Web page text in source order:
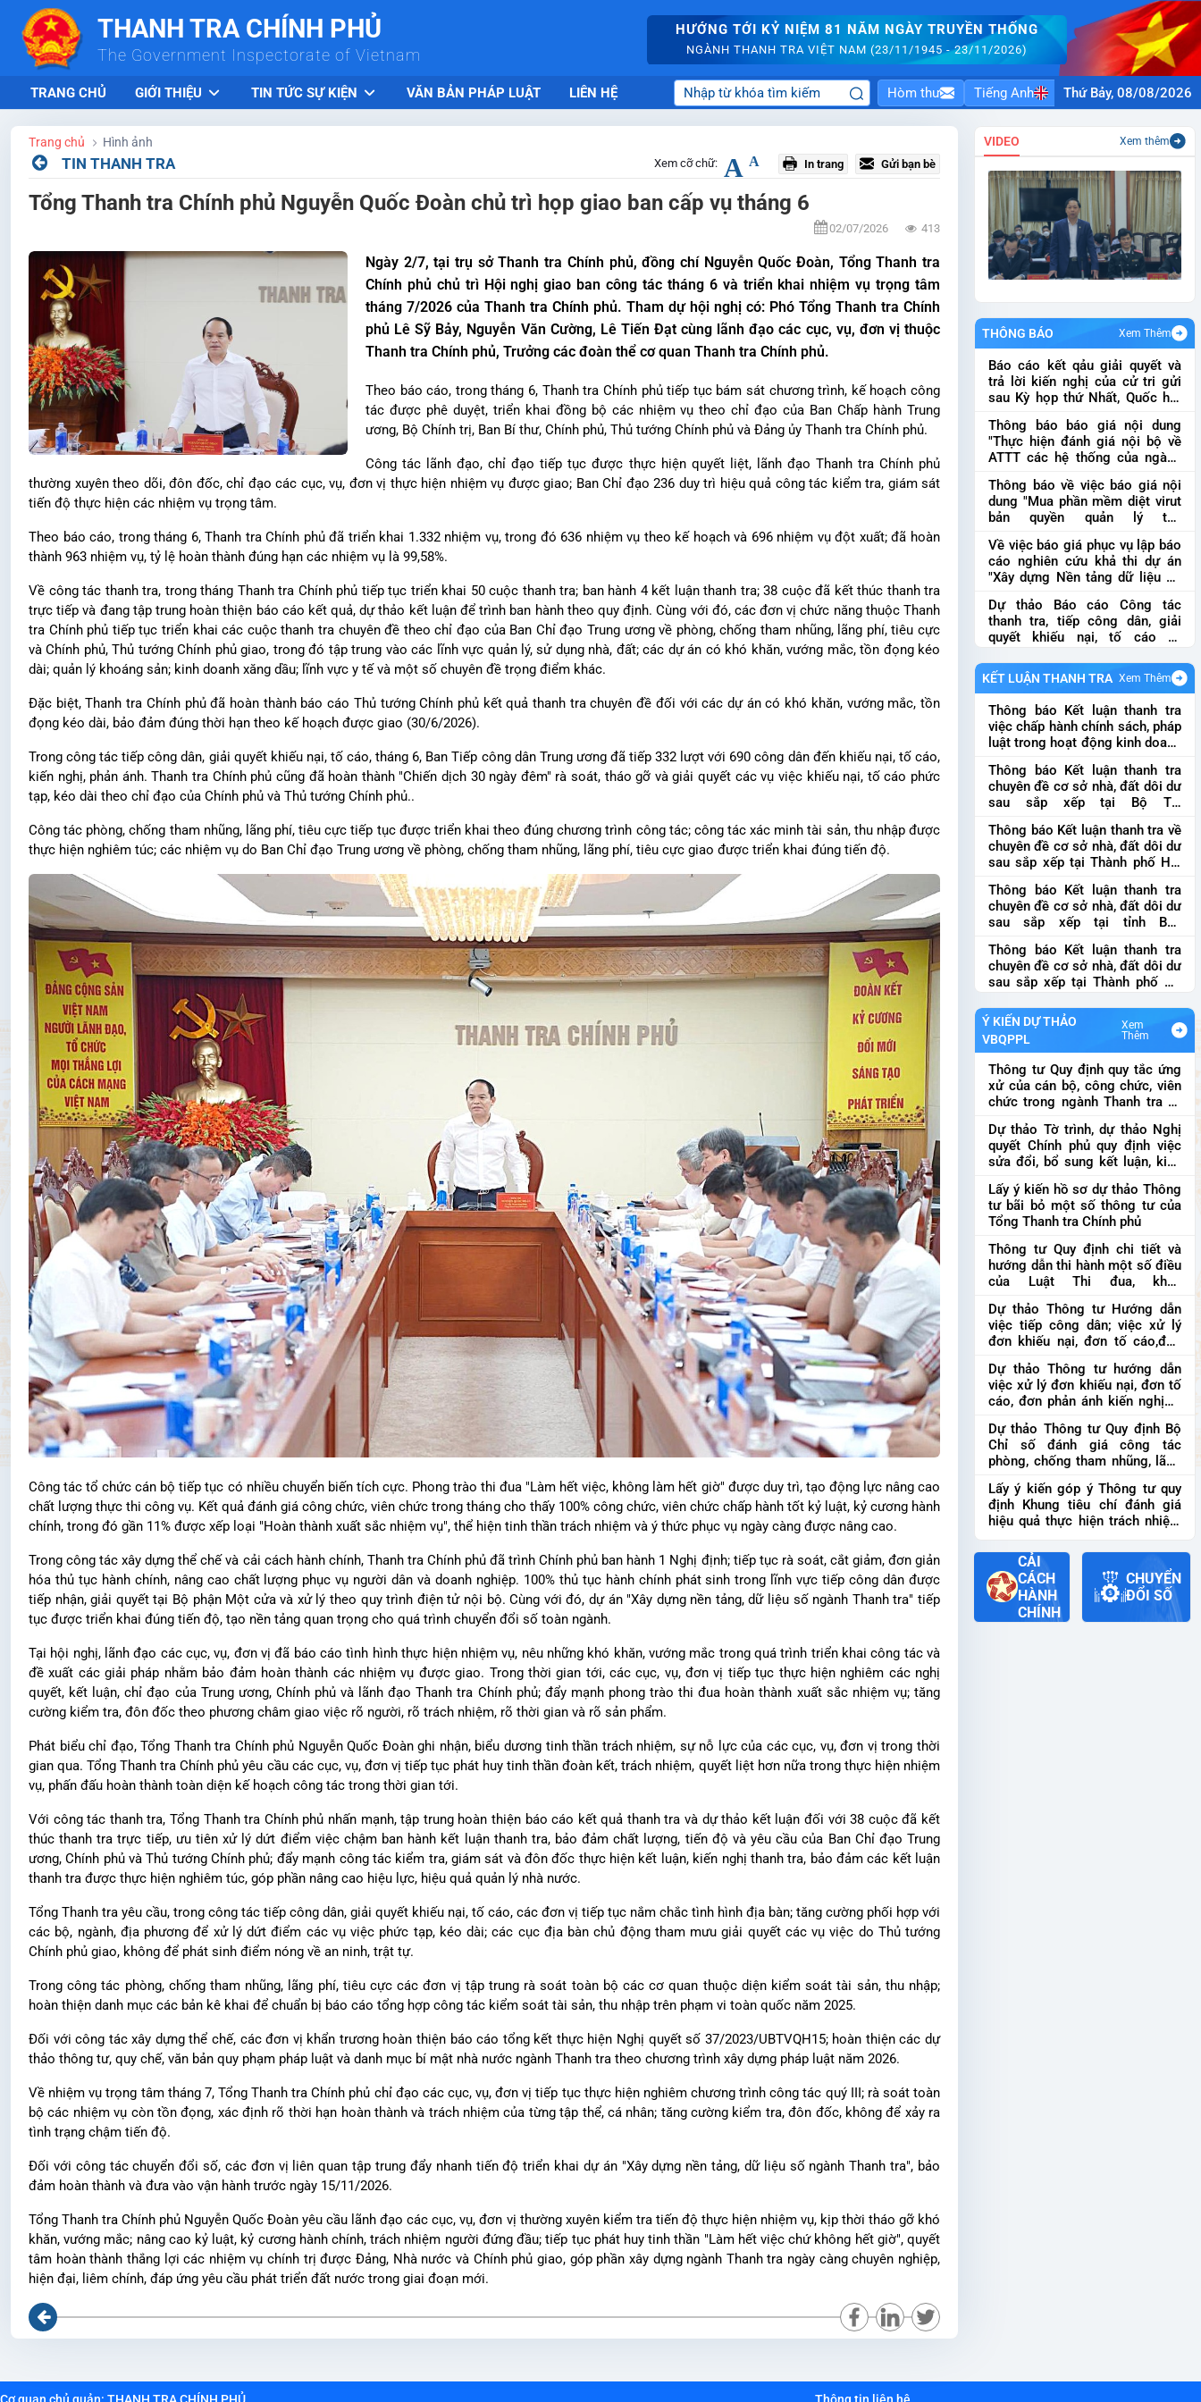
Skip to Main ContentTHANH TRA CHÍNH PHỦ
The Government Inspectorate of Vietnam
HƯỚNG TỚI KỶ NIỆM 81 NĂM NGÀY TRUYỀN THỐNG
NGÀNH THANH TRA VIỆT NAM (23/11/1945 - 23/11/2026)
TRANG CHỦ GIỚI THIỆU TIN TỨC SỰ KIỆN VĂN BẢN PHÁP LUẬT LIÊN HỆ Hòm thư Tiếng Anh Thứ Bảy, 08/08/2026
Trang chủ Hình ảnh
TIN THANH TRA Xem cỡ chữ: A A In trang Gửi bạn bè
Tổng Thanh tra Chính phủ Nguyễn Quốc Đoàn chủ trì họp giao ban cấp vụ tháng 6
02/07/2026 413
Ngày 2/7, tại trụ sở Thanh tra Chính phủ, đồng chí Nguyễn Quốc Đoàn, Tổng Thanh tra
Chính phủ chủ trì Hội nghị giao ban công tác tháng 6 và triển khai nhiệm vụ trọng tâm
tháng 7/2026 của Thanh tra Chính phủ. Tham dự hội nghị có: Phó Tổng Thanh tra Chính
phủ Lê Sỹ Bảy, Nguyễn Văn Cường, Lê Tiến Đạt cùng lãnh đạo các cục, vụ, đơn vị thuộc
Thanh tra Chính phủ, Trưởng các đoàn thể cơ quan Thanh tra Chính phủ.
Theo báo cáo, trong tháng 6, Thanh tra Chính phủ tiếp tục bám sát chương trình, kế hoạch công
tác được phê duyệt, triển khai đồng bộ các nhiệm vụ theo chỉ đạo của Ban Chấp hành Trung
ương, Bộ Chính trị, Ban Bí thư, Chính phủ, Thủ tướng Chính phủ và Đảng ủy Thanh tra Chính phủ.
Công tác lãnh đạo, chỉ đạo tiếp tục được thực hiện quyết liệt, lãnh đạo Thanh tra Chính phủ
thường xuyên theo dõi, đôn đốc, chỉ đạo các cục, vụ, đơn vị thực hiện nhiệm vụ được giao; Ban Chỉ đạo 236 duy trì hiệu quả công tác kiểm tra, giám sát
tiến độ thực hiện các nhiệm vụ trọng tâm.
Theo báo cáo, trong tháng 6, Thanh tra Chính phủ đã triển khai 1.332 nhiệm vụ, trong đó 636 nhiệm vụ theo kế hoạch và 696 nhiệm vụ đột xuất; đã hoàn
thành 963 nhiệm vụ, tỷ lệ hoàn thành đúng hạn các nhiệm vụ là 99,58%.
Về công tác thanh tra, trong tháng Thanh tra Chính phủ tiếp tục triển khai 50 cuộc thanh tra; ban hành 4 kết luận thanh tra; 38 cuộc đã kết thúc thanh tra
trực tiếp và đang tập trung hoàn thiện báo cáo kết quả, dự thảo kết luận để trình ban hành theo quy định. Cùng với đó, các đơn vị chức năng thuộc Thanh
tra Chính phủ tiếp tục triển khai các cuộc thanh tra chuyên đề theo chỉ đạo của Ban Chỉ đạo Trung ương về phòng, chống tham nhũng, lãng phí, tiêu cực
và Chính phủ, Thủ tướng Chính phủ giao, trong đó tập trung vào các lĩnh vực quản lý, sử dụng nhà, đất; các dự án có khó khăn, vướng mắc, tồn đọng kéo
dài; quản lý khoáng sản; kinh doanh xăng dầu; lĩnh vực y tế và một số chuyên đề trọng điểm khác.
Đặc biệt, Thanh tra Chính phủ đã hoàn thành báo cáo Thủ tướng Chính phủ kết quả thanh tra chuyên đề đối với các dự án có khó khăn, vướng mắc, tồn
đọng kéo dài, bảo đảm đúng thời hạn theo kế hoạch được giao (30/6/2026).
Trong công tác tiếp công dân, giải quyết khiếu nại, tố cáo, tháng 6, Ban Tiếp công dân Trung ương đã tiếp 332 lượt với 690 công dân đến khiếu nại, tố cáo,
kiến nghị, phản ánh. Thanh tra Chính phủ cũng đã hoàn thành "Chiến dịch 30 ngày đêm" rà soát, tháo gỡ và giải quyết các vụ việc khiếu nại, tố cáo phức
tạp, kéo dài theo chỉ đạo của Chính phủ và Thủ tướng Chính phủ..
Công tác phòng, chống tham nhũng, lãng phí, tiêu cực tiếp tục được triển khai theo đúng chương trình công tác; công tác xác minh tài sản, thu nhập được
thực hiện nghiêm túc; các nhiệm vụ do Ban Chỉ đạo Trung ương về phòng, chống tham nhũng, lãng phí, tiêu cực giao được triển khai đúng tiến độ.
Công tác tổ chức cán bộ tiếp tục có nhiều chuyển biến tích cực. Phong trào thi đua "Làm hết việc, không làm hết giờ" được duy trì, tạo động lực nâng cao
chất lượng thực thi công vụ. Kết quả đánh giá công chức, viên chức trong tháng cho thấy 100% công chức, viên chức chấp hành tốt kỷ luật, kỷ cương hành
chính, trong đó gần 11% được xếp loại "Hoàn thành xuất sắc nhiệm vụ", thể hiện tinh thần trách nhiệm và ý thức phục vụ ngày càng được nâng cao.
Trong công tác xây dựng thể chế và cải cách hành chính, Thanh tra Chính phủ đã trình Chính phủ ban hành 1 Nghị định; tiếp tục rà soát, cắt giảm, đơn giản
hóa thủ tục hành chính, nâng cao chất lượng phục vụ người dân và doanh nghiệp. 100% thủ tục hành chính phát sinh trong lĩnh vực tiếp công dân được
tiếp nhận, giải quyết tại Bộ phận Một cửa và xử lý theo quy trình điện tử nội bộ. Cùng với đó, dự án "Xây dựng nền tảng, dữ liệu số ngành Thanh tra" tiếp
tục được triển khai đúng tiến độ, tạo nền tảng quan trọng cho quá trình chuyển đổi số toàn ngành.
Tại hội nghị, lãnh đạo các cục, vụ, đơn vị đã báo cáo tình hình thực hiện nhiệm vụ, nêu những khó khăn, vướng mắc trong quá trình triển khai công tác và
đề xuất các giải pháp nhằm bảo đảm hoàn thành các nhiệm vụ được giao. Trong thời gian tới, các cục, vụ, đơn vị tiếp tục thực hiện nghiêm các nghị
quyết, kết luận, chỉ đạo của Trung ương, Chính phủ và lãnh đạo Thanh tra Chính phủ; đẩy mạnh phong trào thi đua hoàn thành xuất sắc nhiệm vụ; tăng
cường kiểm tra, đôn đốc theo phương châm giao việc rõ người, rõ trách nhiệm, rõ thời gian và rõ sản phẩm.
Phát biểu chỉ đạo, Tổng Thanh tra Chính phủ Nguyễn Quốc Đoàn ghi nhận, biểu dương tinh thần trách nhiệm, sự nỗ lực của các cục, vụ, đơn vị trong thời
gian qua. Tổng Thanh tra Chính phủ yêu cầu các cục, vụ, đơn vị tiếp tục phát huy tinh thần đoàn kết, trách nhiệm, quyết liệt hơn nữa trong thực hiện nhiệm
vụ, phấn đấu hoàn thành toàn diện kế hoạch công tác trong thời gian tới.
Với công tác thanh tra, Tổng Thanh tra Chính phủ nhấn mạnh, tập trung hoàn thiện báo cáo kết quả thanh tra và dự thảo kết luận đối với 38 cuộc đã kết
thúc thanh tra trực tiếp, ưu tiên xử lý dứt điểm việc chậm ban hành kết luận thanh tra, bảo đảm chất lượng, tiến độ và yêu cầu của Ban Chỉ đạo Trung
ương, Chính phủ và Thủ tướng Chính phủ; đẩy mạnh công tác kiểm tra, giám sát và đôn đốc thực hiện kết luận, kiến nghị thanh tra, bảo đảm các kết luận
thanh tra được thực hiện nghiêm túc, góp phần nâng cao hiệu lực, hiệu quả quản lý nhà nước.
Tổng Thanh tra yêu cầu, trong công tác tiếp công dân, giải quyết khiếu nại, tố cáo, các đơn vị tiếp tục nắm chắc tình hình địa bàn; tăng cường phối hợp với
các bộ, ngành, địa phương để xử lý dứt điểm các vụ việc phức tạp, kéo dài; các cục địa bàn chủ động tham mưu giải quyết các vụ việc do Thủ tướng
Chính phủ giao, không để phát sinh điểm nóng về an ninh, trật tự.
Trong công tác phòng, chống tham nhũng, lãng phí, tiêu cực các đơn vị tập trung rà soát toàn bộ các cơ quan thuộc diện kiểm soát tài sản, thu nhập;
hoàn thiện danh mục các bản kê khai để chuẩn bị báo cáo tổng hợp công tác kiểm soát tài sản, thu nhập trên phạm vi toàn quốc năm 2025.
Đối với công tác xây dựng thể chế, các đơn vị khẩn trương hoàn thiện báo cáo tổng kết thực hiện Nghị quyết số 37/2023/UBTVQH15; hoàn thiện các dự
thảo thông tư, quy chế, văn bản quy phạm pháp luật và danh mục bí mật nhà nước ngành Thanh tra theo chương trình xây dựng pháp luật năm 2026.
Về nhiệm vụ trọng tâm tháng 7, Tổng Thanh tra Chính phủ chỉ đạo các cục, vụ, đơn vị tiếp tục thực hiện nghiêm chương trình công tác quý III; rà soát toàn
bộ các nhiệm vụ còn tồn đọng, xác định rõ thời hạn hoàn thành và trách nhiệm của từng tập thể, cá nhân; tăng cường kiểm tra, đôn đốc, không để xảy ra
tình trạng chậm tiến độ.
Đối với công tác chuyển đổi số, các đơn vị liên quan tập trung đẩy nhanh tiến độ triển khai dự án "Xây dựng nền tảng, dữ liệu số ngành Thanh tra", bảo
đảm hoàn thành và đưa vào vận hành trước ngày 15/11/2026.
Tổng Thanh tra Chính phủ Nguyễn Quốc Đoàn yêu cầu lãnh đạo các cục, vụ, đơn vị thường xuyên kiểm tra tiến độ thực hiện nhiệm vụ, kịp thời tháo gỡ khó
khăn, vướng mắc; nâng cao kỷ luật, kỷ cương hành chính, trách nhiệm người đứng đầu; tiếp tục phát huy tinh thần "Làm hết việc chứ không hết giờ", quyết
tâm hoàn thành thắng lợi các nhiệm vụ chính trị được Đảng, Nhà nước và Chính phủ giao, góp phần xây dựng ngành Thanh tra ngày càng chuyên nghiệp,
hiện đại, liêm chính, đáp ứng yêu cầu phát triển đất nước trong giai đoạn mới.
VIDEO Xem thêm
THÔNG BÁO Xem Thêm
Báo cáo kết qảu giải quyết và
trả lời kiến nghị của cử tri gửi
sau Kỳ họp thứ Nhất, Quốc hội
quyết và trả lời kiến nghị của cử
tri gửi sau Kỳ họp thứ Nhất, Qu...
Thông báo báo giá nội dung
"Thực hiện đánh giá nội bộ về
ATTT các hệ thống của ngành
hàng và quy định của pháp
luậtThông báo báo giá nội dung
"Thực hiện đánh giá nội bộ về
ATTT các hệ thống của ngành
t...
Thông báo về việc báo giá nội
dung "Mua phần mềm diệt virut
bản quyền quản lý tập
nội dung "Mua phần mềm diệt
virut bản quyền quản lý tập
trun...
Về việc báo giá phục vụ lập báo
cáo nghiên cứu khả thi dự án
"Xây dựng Nền tảng dữ liệu số
báo giá phục vụ lập báo cáo
nghiên cứu khả thi dự án "Xây
dựng Nền tảng dữ liệ...
Dự thảo Báo cáo Công tác
thanh tra, tiếp công dân, giải
quyết khiếu nại, tố cáo và
phí, tiêu cực 6 tháng đầu năm
2026Dự thảo Báo cáo Công tác
thanh tra, tiếp công dân, giải
quyết khiếu nại, tố cáo và phò...
KẾT LUẬN THANH TRA Xem Thêm
Thông báo Kết luận thanh tra
việc chấp hành chính sách, pháp
luật trong hoạt động kinh doanh
tra việc chấp hành chính sách,
pháp luật trong hoạt động
kinh...
Thông báo Kết luận thanh tra
chuyên đề cơ sở nhà, đất dôi dư
sau sắp xếp tại Bộ Tài
tra chuyên đề cơ sở nhà, đất dôi
dư sau sắp xếp tại Bộ Tài ch...
Thông báo Kết luận thanh tra về
chuyên đề cơ sở nhà, đất dôi dư
sau sắp xếp tại Thành phố Hải
tra về chuyên đề cơ sở nhà, đất
dôi dư sau sắp xếp tại Thành ...
Thông báo Kết luận thanh tra
chuyên đề cơ sở nhà, đất dôi dư
sau sắp xếp tại tỉnh Bắc
tra chuyên đề cơ sở nhà, đất dôi
dư sau sắp xếp tại tỉnh Bắc ...
Thông báo Kết luận thanh tra
chuyên đề cơ sở nhà, đất dôi dư
sau sắp xếp tại Thành phố Hà
tra chuyên đề cơ sở nhà, đất dôi
dư sau sắp xếp tại Thành phố...
Ý KIẾN DỰ THẢO
VBQPPL
Xem
Thêm
Thông tư Quy định quy tắc ứng
xử của cán bộ, công chức, viên
chức trong ngành Thanh tra và
tiếp công dânThông tư Quy định
quy tắc ứng xử của cán bộ,
công chức, viên chức trong
ngành Thanh tr...
Dự thảo Tờ trình, dự thảo Nghị
quyết Chính phủ quy định việc
sửa đổi, bổ sung kết luận, kiến
thảo Tờ trình, dự thảo Nghị
quyết Chính phủ quy định việc
sửa đổi, bổ sung kết luận...
Lấy ý kiến hồ sơ dự thảo Thông
tư bãi bỏ một số thông tư của
Tổng Thanh tra Chính phủ
Thông tư Quy định chi tiết và
hướng dẫn thi hành một số điều
của Luật Thi đua, khen
tiết và hướng dẫn thi hành một
số điều của Luật Thi đua, khen
th...
Dự thảo Thông tư Hướng dẫn
việc tiếp công dân; việc xử lý
đơn khiếu nại, đơn tố cáo,đơn
Thông tư Hướng dẫn việc tiếp
công dân; việc xử lý đơn khiếu
nại, đơn tố cáo,đơ...
Dự thảo Thông tư hướng dẫn
việc xử lý đơn khiếu nại, đơn tố
cáo, đơn phản ánh kiến nghịDự
xử lý đơn khiếu nại, đơn tố cáo,
đơn phản ánh kiến ngh...
Dự thảo Thông tư Quy định Bộ
Chỉ số đánh giá công tác
phòng, chống tham nhũng, lãng
Quy định Bộ Chỉ số đánh giá
công tác phòng, chống tham
nhũng, lãng ph...
Lấy ý kiến góp ý Thông tư quy
định Khung tiêu chí đánh giá
hiệu quả thực hiện trách nhiệm
vụ công vụ.Lấy ý kiến góp ý
Thông tư quy định Khung tiêu
chí đánh giá hiệu quả thực hiện
trách nh...
CẢI
CÁCH
HÀNH
CHÍNH
CHUYỂN
ĐỔI SỐ